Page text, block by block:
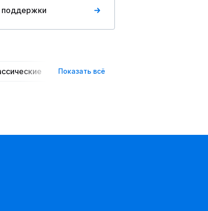
поддержки
Пышные
Показать всё